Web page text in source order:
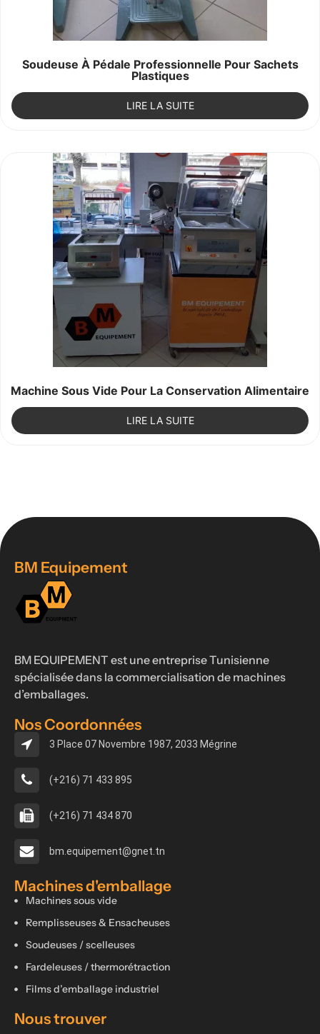
Soudeuse À Pédale Professionnelle Pour Sachets
Plastiques
LIRE LA SUITE
Machine Sous Vide Pour La Conservation Alimentaire
LIRE LA SUITE
BM Equipement
BM EQUIPEMENT est une entreprise Tunisienne
spécialisée dans la commercialisation de machines
d’emballages.
Nos Coordonnées
3 Place 07 Novembre 1987, 2033 Mégrine
(+216) 71 433 895
(+216) 71 434 870
bm.equipement@gnet.tn
Machines d'emballage
Machines sous vide
Remplisseuses & Ensacheuses
Soudeuses / scelleuses
Fardeleuses / thermorétraction
Films d’emballage industriel
Nous trouver